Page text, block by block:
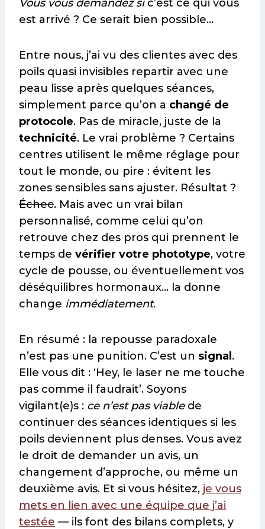
Vous vous demandez sic’est ce qui vous
est arrivé ? Ce serait bien possible…
Entre nous, j’ai vu des clientes avec des
poils quasi invisibles repartir avec une
peau lisse après quelques séances,
simplement parce qu’on a changé de
protocole. Pas de miracle, juste de la
technicité. Le vrai problème ? Certains
centres utilisent le même réglage pour
tout le monde, ou pire : évitent les
zones sensibles sans ajuster. Résultat ?
Échec. Mais avec un vrai bilan
personnalisé, comme celui qu’on
retrouve chez des pros qui prennent le
temps de vérifier votre phototype, votre
cycle de pousse, ou éventuellement vos
déséquilibres hormonaux… la donne
change immédiatement.
En résumé : la repousse paradoxale
n’est pas une punition. C’est un signal.
Elle vous dit : ‘Hey, le laser ne me touche
pas comme il faudrait’. Soyons
vigilant(e)s : ce n’est pas viablede
continuer des séances identiques si les
poils deviennent plus denses. Vous avez
le droit de demander un avis, un
changement d’approche, ou même un
deuxième avis. Et si vous hésitez, je vous
mets en lien avec une équipe que j’ai
testée — ils font des bilans complets, y